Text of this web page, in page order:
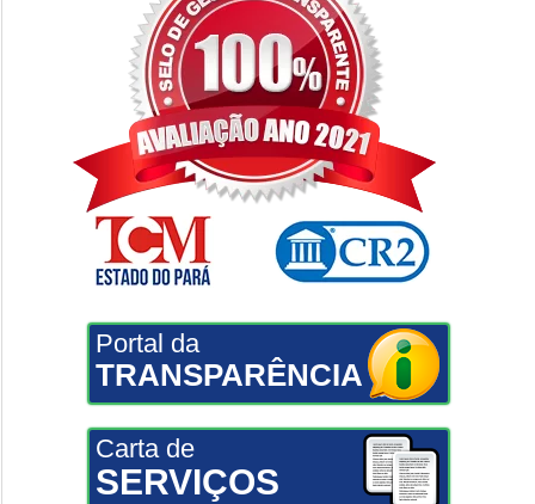
Portal da
TRANSPARÊNCIA
Carta de
SERVIÇOS